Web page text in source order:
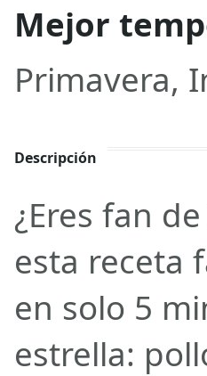
Mejor
Primavera,
Descripción
¿Eres fan
esta receta
en solo 5
estrella: